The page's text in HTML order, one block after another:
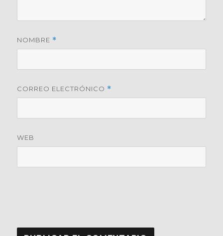
NOMBRE *
CORREO ELECTRÓNICO *
WEB